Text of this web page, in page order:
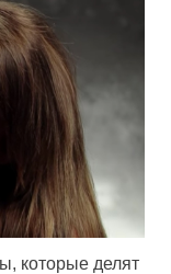
которые делят